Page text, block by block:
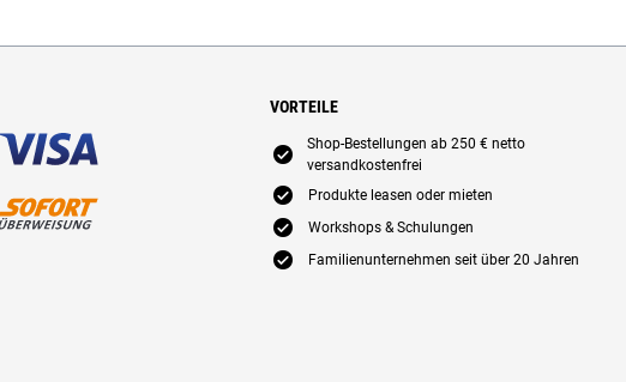
VORTEILE
E
Shop-Bestellungen ab 250 € netto
versandkostenfrei
E Produkte leasen oder mieten
E Workshops & Schulungen
E Familienunternehmen seit über 20 Jahren